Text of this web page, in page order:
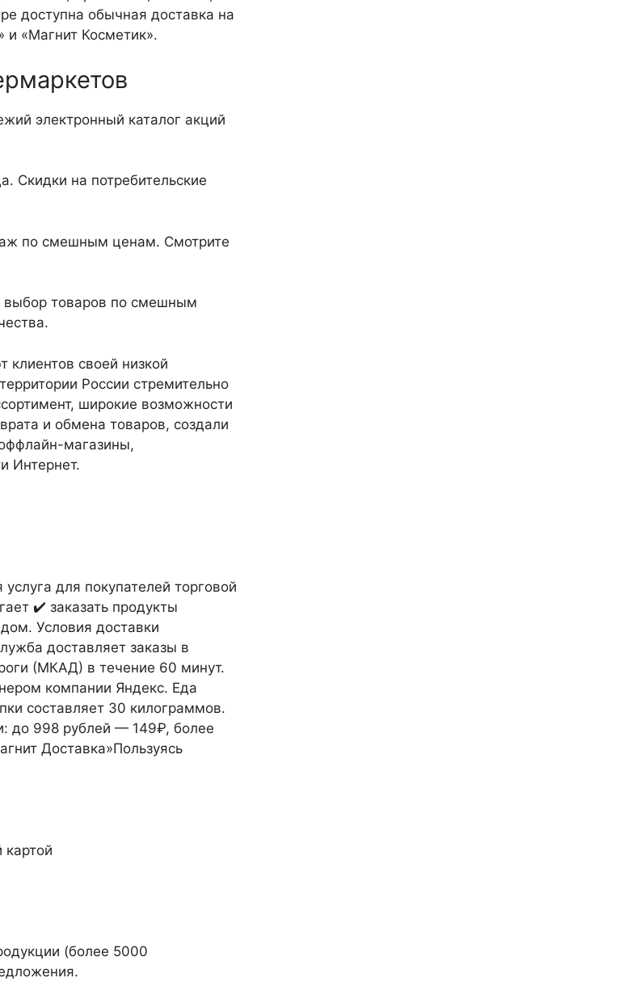
доступна обычная доставка на
и «Магнит Косметик».
электронный каталог акций
Скидки на потребительские
по смешным ценам. Смотрите
выбор товаров по смешным
клиентов своей низкой
России стремительно
широкие возможности
и обмена товаров, создали
магазины,
Интернет.
для покупателей торговой
✔️ заказать продукты
Условия доставки
доставляет заказы в
(МКАД) в течение 60 минут.
компании Яндекс. Еда
составляет 30 килограммов.
до 998 рублей — 149₽, более
Доставка»Пользуясь
(более 5000